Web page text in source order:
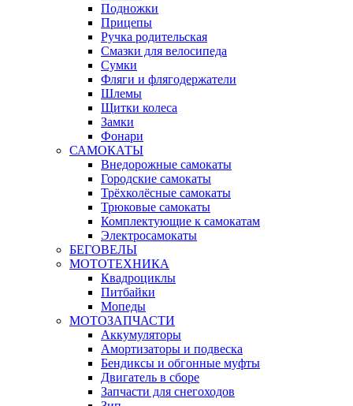
Подножки
Прицепы
Ручка родительская
Смазки для велосипеда
Сумки
Фляги и флягодержатели
Шлемы
Щитки колеса
Замки
Фонари
САМОКАТЫ
Внедорожные самокаты
Городские самокаты
Трёхколёсные самокаты
Трюковые самокаты
Комплектующие к самокатам
Электросамокаты
БЕГОВЕЛЫ
МОТОТЕХНИКА
Квадроциклы
Питбайки
Мопеды
МОТОЗАПЧАСТИ
Аккумуляторы
Амортизаторы и подвеска
Бендиксы и обгонные муфты
Двигатель в сборе
Запчасти для снегоходов